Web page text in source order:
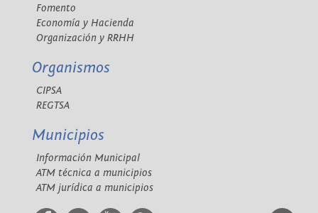
Fomento
Economía y Hacienda
Organización y RRHH
Organismos
CIPSA
REGTSA
Municipios
Información Municipal
ATM técnica a municipios
ATM jurídica a municipios